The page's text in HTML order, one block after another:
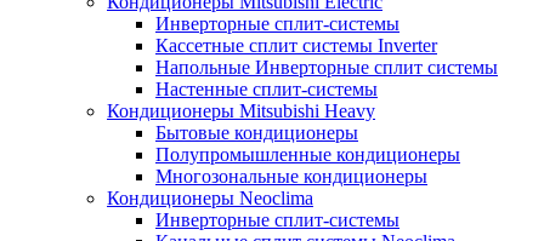
Инверторные сплит-системы
Кассетные сплит системы Inverter
Напольные Инверторные сплит системы
Настенные сплит-системы
Кондиционеры Mitsubishi Heavy
Бытовые кондиционеры
Полупромышленные кондиционеры
Многозональные кондиционеры
Кондиционеры Neoclima
Инверторные сплит-системы